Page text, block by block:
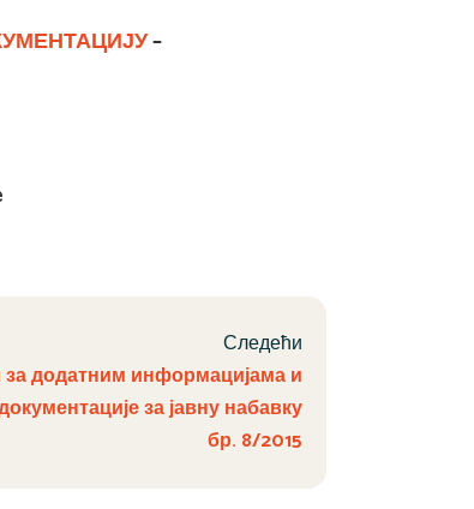
–
Следећи
додатним информацијама и
за јавну набавку
бр. 8/2015